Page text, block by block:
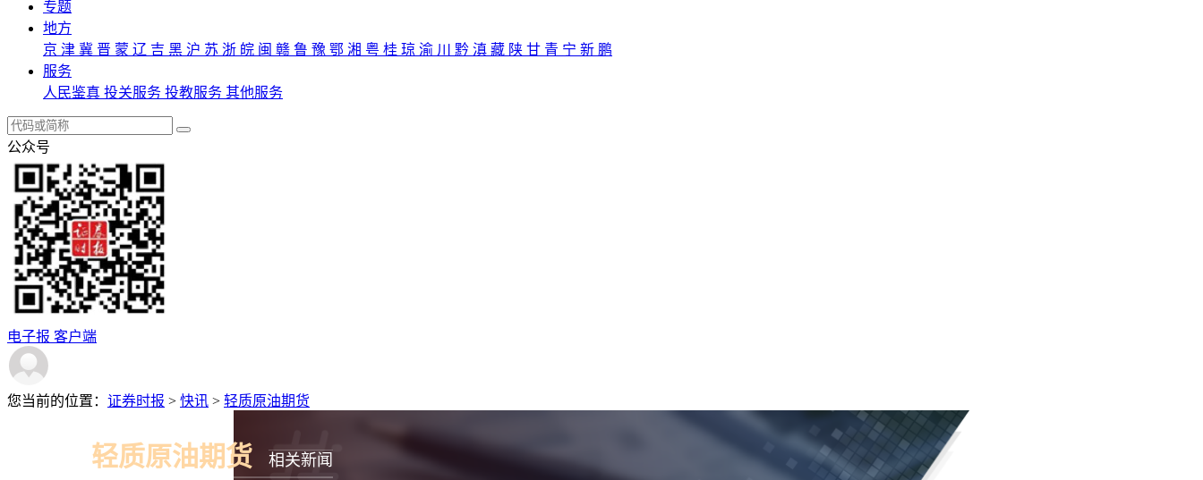
专题
地方
京 津 冀 晋 蒙 辽 吉 黑 沪 苏 浙 皖 闽 赣 鲁 豫 鄂 湘 粤 桂 琼 渝 川 黔 滇 藏 陕 甘 青 宁 新 鹏
服务
人民鉴真 投关服务 投教服务 其他服务
公众号
电子报 客户端
您当前的位置： 证券时报 > 快讯 > 轻质原油期货
轻质原油期货 相关新闻